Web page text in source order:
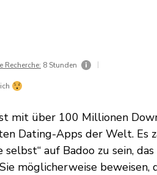
8 Stunden |
mit über 100 Millionen
Dating-Apps der Welt. Es
auf Badoo zu sein,
möglicherweise beweisen,